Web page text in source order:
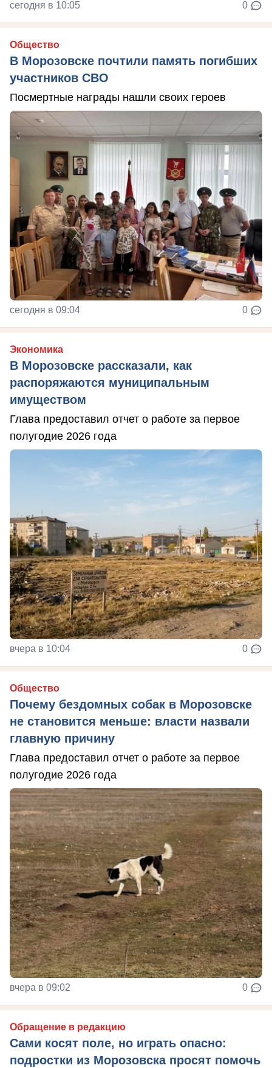
сегодня в 10:05 0
Общество
В Морозовске почтили память погибших
участников СВО
Посмертные награды нашли своих героев
сегодня в 09:04 0
Экономика
В Морозовске рассказали, как
распоряжаются муниципальным
имуществом
Глава предоставил отчет о работе за первое
полугодие 2026 года
вчера в 10:04 0
Общество
Почему бездомных собак в Морозовске
не становится меньше: власти назвали
главную причину
Глава предоставил отчет о работе за первое
полугодие 2026 года
вчера в 09:02 0
Обращение в редакцию
Сами косят поле, но играть опасно:
подростки из Морозовска просят помочь